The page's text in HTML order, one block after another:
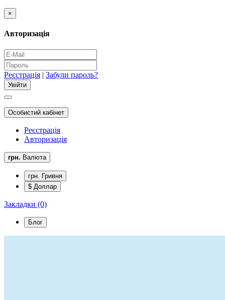
×
Авторизація
Реєстрація | Забули пароль?
Особистий кабінет
Реєстрація
Авторизація
грн. Валюта
грн. Гривня
$ Доллар
Закладки (0)
Блог